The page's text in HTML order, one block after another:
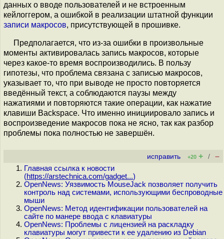
данных о вводе пользователей и не встроенным
кейлоггером, а ошибкой в реализации штатной функции
записи макросов, присутствующей в прошивке.
Предполагается, что из-за ошибки в произвольные
моменты активировалась запись макросов, которые
через какое-то время воспроизводились. В пользу
гипотезы, что проблема связана с записью макросов,
указывает то, что при выводе не просто повторяется
введённый текст, а соблюдаются паузы между
нажатиями и повторяются такие операции, как нажатие
клавиши Backspace. Что именно инициировало запись и
воспроизведение макросов пока не ясно, так как разбор
проблемы пока полностью не завершён.
исправить +20 + / –
Главная ссылка к новости
(https://arstechnica.com/gadget...)
OpenNews: Уязвимость MouseJack позволяет получить
контроль над системами, использующими беспроводные
мыши
OpenNews: Метод идентификации пользователей на
сайте по манере ввода с клавиатуры
OpenNews: Проблемы с лицензией на раскладку
клавиатуры могут привести к ее удалению из Debian